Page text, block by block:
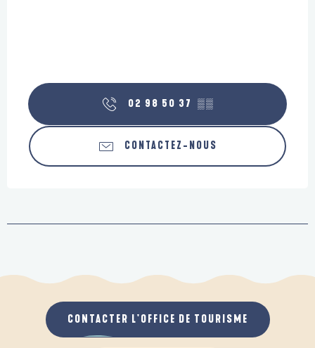
02 98 50 37 ▒▒
CONTACTEZ-NOUS
CONTACTER L'OFFICE DE TOURISME